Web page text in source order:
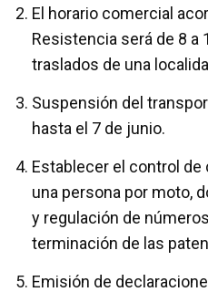
El horario comercial
Resistencia será de 8 a
traslados de una
Suspensión del
hasta el 7 de junio.
Establecer el control
una persona por moto,
y regulación de
terminación de las
Emisión de